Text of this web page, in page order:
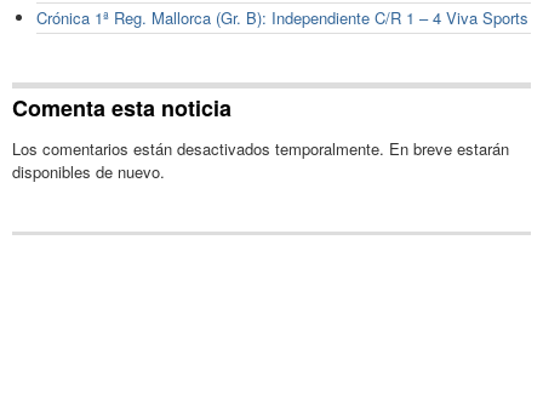
Crónica 1ª Reg. Mallorca (Gr. B): Independiente C/R 1 – 4 Viva Sports
Comenta esta noticia
Los comentarios están desactivados temporalmente. En breve estarán
disponibles de nuevo.